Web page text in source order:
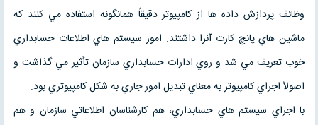
وظائف پردازش داده ها از كامپيوتر دقيقاً همانگونه استفاده مي كنند كه
ماشين هاي پانچ كارت آنرا داشتند. امور سيستم هاي اطلاعات حسابداري
خوب تعريف مي شد و روي ادارات حسابداري سازمان تأثير مي گذاشت و
اصولاً اجراي كامپيوتر به معناي تبديل امور جاري به شكل كامپيوتري بود.
با اجراي سيستم هاي حسابداري،‌ هم كارشناسان اطلاعاتي سازمان و هم